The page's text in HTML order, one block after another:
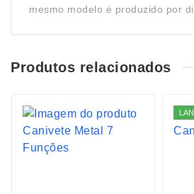
mesmo modelo é produzido por
Produtos relacionados